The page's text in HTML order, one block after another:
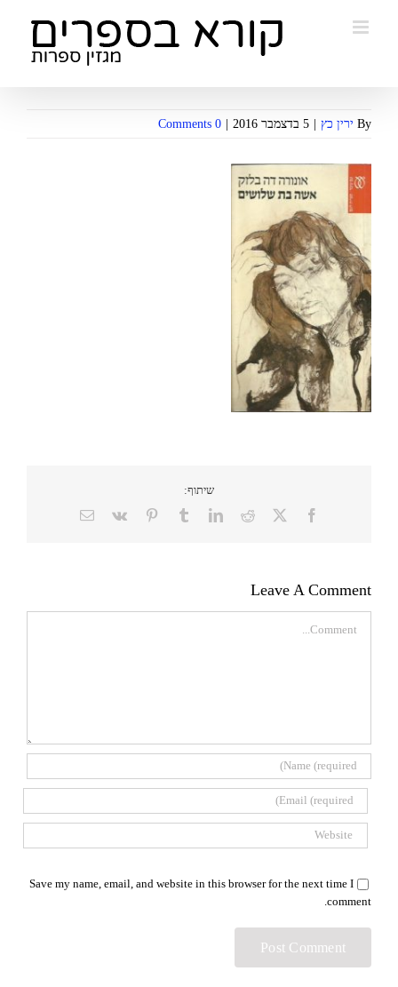
By ירין כץ 5 בדצמבר 2016 0 Comments
שיתוף:
Facebook
X
Reddit
LinkedIn
Tumblr
Pinterest
Vk
Email
Leave A Comment
Save my name, email, and website in this browser for the next time I
comment.